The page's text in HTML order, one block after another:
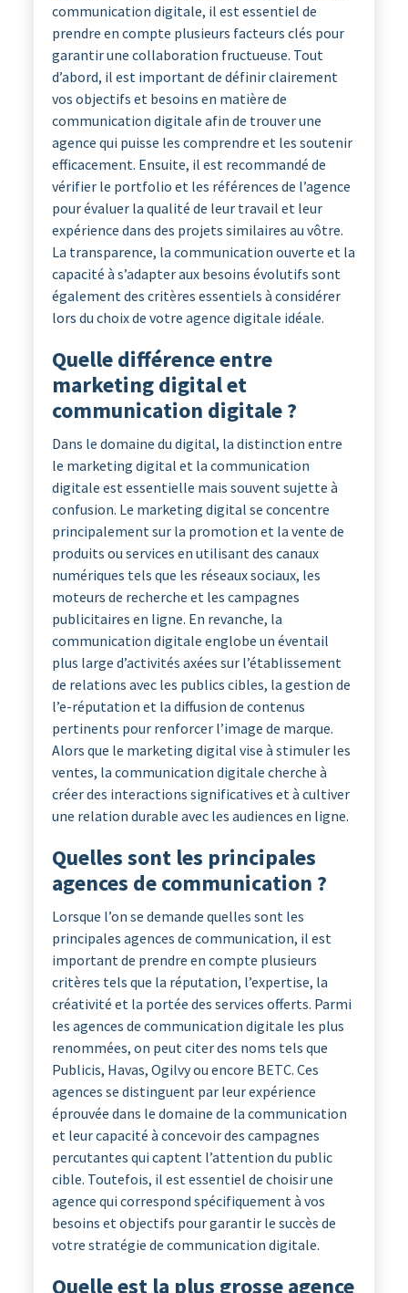
communication digitale, il est essentiel de
prendre en compte plusieurs facteurs clés pour
garantir une collaboration fructueuse. Tout
d’abord, il est important de définir clairement
vos objectifs et besoins en matière de
communication digitale afin de trouver une
agence qui puisse les comprendre et les soutenir
efficacement. Ensuite, il est recommandé de
vérifier le portfolio et les références de l’agence
pour évaluer la qualité de leur travail et leur
expérience dans des projets similaires au vôtre.
La transparence, la communication ouverte et la
capacité à s’adapter aux besoins évolutifs sont
également des critères essentiels à considérer
lors du choix de votre agence digitale idéale.
Quelle différence entre
marketing digital et
communication digitale ?
Dans le domaine du digital, la distinction entre
le marketing digital et la communication
digitale est essentielle mais souvent sujette à
confusion. Le marketing digital se concentre
principalement sur la promotion et la vente de
produits ou services en utilisant des canaux
numériques tels que les réseaux sociaux, les
moteurs de recherche et les campagnes
publicitaires en ligne. En revanche, la
communication digitale englobe un éventail
plus large d’activités axées sur l’établissement
de relations avec les publics cibles, la gestion de
l’e-réputation et la diffusion de contenus
pertinents pour renforcer l’image de marque.
Alors que le marketing digital vise à stimuler les
ventes, la communication digitale cherche à
créer des interactions significatives et à cultiver
une relation durable avec les audiences en ligne.
Quelles sont les principales
agences de communication ?
Lorsque l’on se demande quelles sont les
principales agences de communication, il est
important de prendre en compte plusieurs
critères tels que la réputation, l’expertise, la
créativité et la portée des services offerts. Parmi
les agences de communication digitale les plus
renommées, on peut citer des noms tels que
Publicis, Havas, Ogilvy ou encore BETC. Ces
agences se distinguent par leur expérience
éprouvée dans le domaine de la communication
et leur capacité à concevoir des campagnes
percutantes qui captent l’attention du public
cible. Toutefois, il est essentiel de choisir une
agence qui correspond spécifiquement à vos
besoins et objectifs pour garantir le succès de
votre stratégie de communication digitale.
Quelle est la plus grosse agence